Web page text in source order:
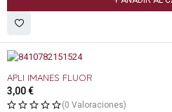
APLI IMANES FLUOR
3,00€
(0 Valoraciones)